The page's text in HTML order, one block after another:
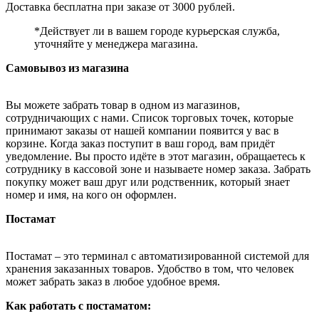
Доставка бесплатна при заказе от 3000 рублей.
*Действует ли в вашем городе курьерская служба,
уточняйте у менеджера магазина.
Самовывоз из магазина
Вы можете забрать товар в одном из магазинов,
сотрудничающих с нами. Список торговых точек, которые
принимают заказы от нашей компании появится у вас в
корзине. Когда заказ поступит в ваш город, вам придёт
уведомление. Вы просто идёте в этот магазин, обращаетесь к
сотруднику в кассовой зоне и называете номер заказа. Забрать
покупку может ваш друг или родственник, который знает
номер и имя, на кого он оформлен.
Постамат
Постамат – это терминал с автоматизированной системой для
хранения заказанных товаров. Удобство в том, что человек
может забрать заказ в любое удобное время.
Как работать с постаматом: